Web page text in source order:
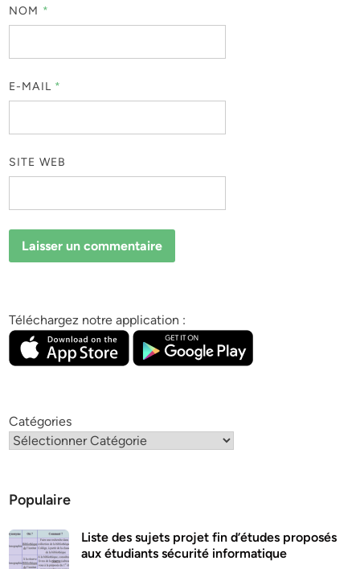
NOM *
E-MAIL *
SITE WEB
Téléchargez notre application :
Catégories
Populaire
Liste des sujets projet fin d’études proposés
aux étudiants sécurité informatique